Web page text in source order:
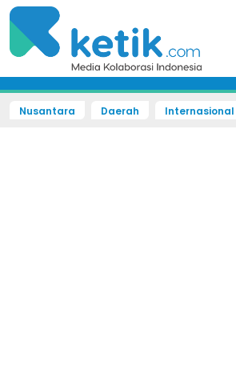
Nusantara Daerah Internasional